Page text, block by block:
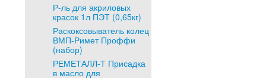
Р-ль для акриловых
красок 1л ПЭТ (0,65кг)
Раскоксовыватель колец
ВМП-Римет Проффи
(набор)
РЕМЕТАЛЛ-Т Присадка
в масло для